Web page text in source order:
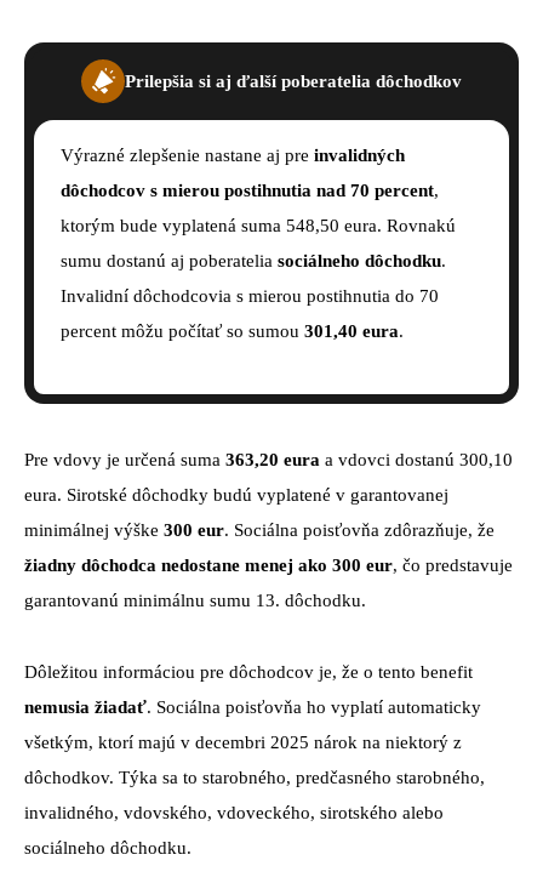
Prilepšia si aj ďalší poberatelia dôchodkov
Výrazné zlepšenie nastane aj pre invalidných
dôchodcov s mierou postihnutia nad 70 percent,
ktorým bude vyplatená suma 548,50 eura. Rovnakú
sumu dostanú aj poberatelia sociálneho dôchodku.
Invalidní dôchodcovia s mierou postihnutia do 70
percent môžu počítať so sumou 301,40 eura.
Pre vdovy je určená suma 363,20 eura a vdovci dostanú 300,10
eura. Sirotské dôchodky budú vyplatené v garantovanej
minimálnej výške 300 eur. Sociálna poisťovňa zdôrazňuje, že
žiadny dôchodca nedostane menej ako 300 eur, čo predstavuje
garantovanú minimálnu sumu 13. dôchodku.
Dôležitou informáciou pre dôchodcov je, že o tento benefit
nemusia žiadať. Sociálna poisťovňa ho vyplatí automaticky
všetkým, ktorí majú v decembri 2025 nárok na niektorý z
dôchodkov. Týka sa to starobného, predčasného starobného,
invalidného, vdovského, vdoveckého, sirotského alebo
sociálneho dôchodku.